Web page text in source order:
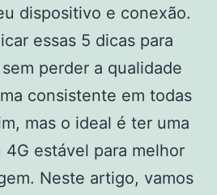
dispositivo e conexão.
essas 5 dicas para
perder a qualidade
consistente em todas
mas o ideal é ter uma
estável para melhor
Neste artigo, vamos